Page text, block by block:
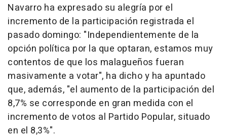
Navarro ha expresado su alegría por el
incremento de la participación registrada el
pasado domingo: "Independientemente de la
opción política por la que optaran, estamos muy
contentos de que los malagueños fueran
masivamente a votar", ha dicho y ha apuntado
que, además, "el aumento de la participación del
8,7% se corresponde en gran medida con el
incremento de votos al Partido Popular, situado
en el 8,3%".